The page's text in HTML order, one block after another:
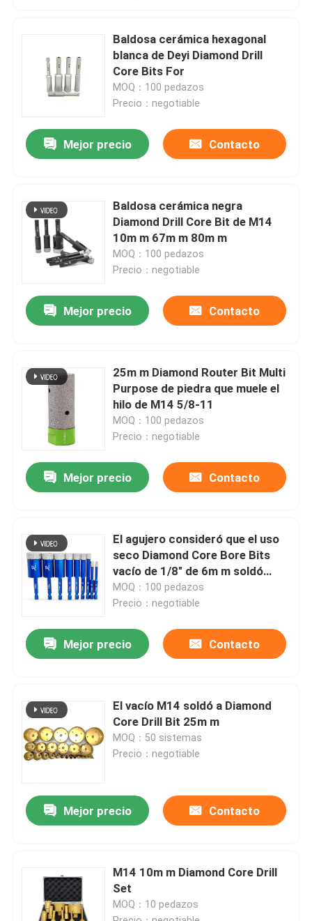
Productos
Sobre nosotros
Viaje de la fábrica
Éntrenos en contacto con
Casos
Diamond Saw Tools
Diamond Saw Blade
Baldosa cerámica hexagonal
blanca de Deyi Diamond Drill
Core Bits For
MOQ：100 pedazos
Precio：negotiable
Mejor precio Contacto
Baldosa cerámica negra
Diamond Drill Core Bit de M14
10m m 67m m 80m m
MOQ：100 pedazos
Precio：negotiable
Mejor precio Contacto
25m m Diamond Router Bit Multi
Purpose de piedra que muele el
hilo de M14 5/8-11
MOQ：100 pedazos
Precio：negotiable
Mejor precio Contacto
El agujero consideró que el uso
seco Diamond Core Bore Bits
vacío de 1/8" de 6m m soldó
para el granito
MOQ：100 pedazos
Precio：negotiable
Mejor precio Contacto
El vacío M14 soldó a Diamond
Core Drill Bit 25m m
MOQ：50 sistemas
Precio：negotiable
Mejor precio Contacto
M14 10m m Diamond Core Drill
Set
MOQ：10 pedazos